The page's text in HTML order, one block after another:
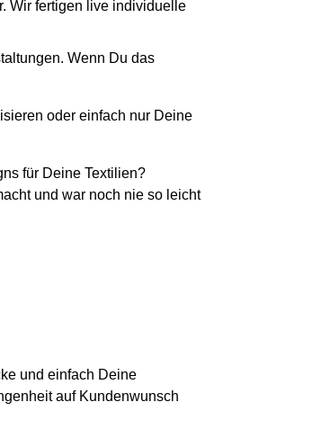
Wir fertigen live individuelle
Wenn Du das
oder einfach nur Deine
für Deine Textilien?
und war noch nie so leicht
und einfach Deine
auf Kundenwunsch